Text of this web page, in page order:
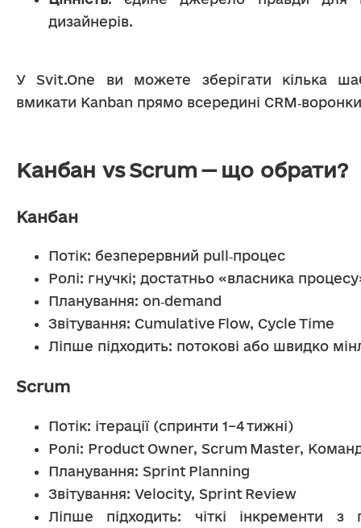
дизайнерів.
У Svit.One ви можете зберігати кілька
вмикати Kanban прямо всередині
Канбан vs Scrum — що обрати?
Канбан
Потік: безперервний pull‑процес
Ролі: гнучкі; достатньо «власника
Планування: on‑demand
Звітування: Cumulative Flow, Cycle Time
Ліпше підходить: потокові або швидко
Scrum
Потік: ітерації (спринти 1–4 тижні)
Ролі: Product Owner, Scrum Master,
Планування: Sprint Planning
Звітування: Velocity, Sprint Review
Ліпше підходить: чіткі інкременти з